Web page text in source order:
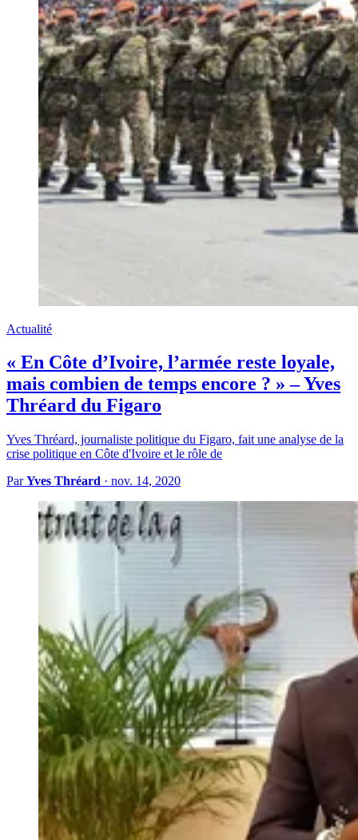
Actualité
« En Côte d’Ivoire, l’armée reste loyale,
mais combien de temps encore ? » – Yves
Thréard du Figaro
Yves Thréard, journaliste politique du Figaro, fait une analyse de la
crise politique en Côte d'Ivoire et le rôle de
ParYves Thréard · nov. 14, 2020